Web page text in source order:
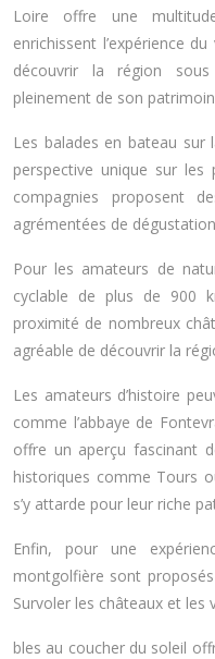
Loire offre une
enrichissent l’expérience
découvrir la région
pleinement de son
Les balades en bateau
perspective unique sur les
compagnies proposent
agrémentées de
Pour les amateurs de
cyclable de plus de 900
proximité de nombreux
agréable de découvrir la
Les amateurs d’histoire
comme l’abbaye de
offre un aperçu fascinant
historiques comme Tours
s’y attarde pour leur riche
Enfin, pour une
montgolfière sont
Survoler les châteaux et les
bles au coucher du soleil